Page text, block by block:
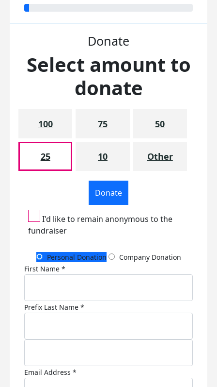
Donate
Select amount to
donate
100 75 50
25 10 Other
Donate
I'd like to remain anonymous to the
fundraiser
Personal Donation
Company Donation
First Name *
Prefix Last Name *
Email Address *